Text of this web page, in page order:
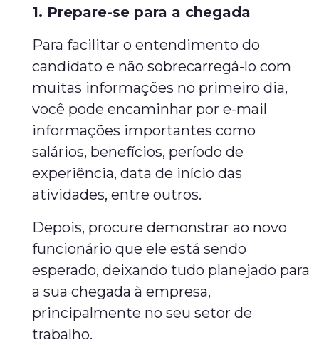
1. Prepare-se para a chegada
Para facilitar o entendimento do
candidato e não sobrecarregá-lo com
muitas informações no primeiro dia,
você pode encaminhar por e-mail
informações importantes como
salários, benefícios, período de
experiência, data de início das
atividades, entre outros.
Depois, procure demonstrar ao novo
funcionário que ele está sendo
esperado, deixando tudo planejado para
a sua chegada à empresa,
principalmente no seu setor de
trabalho.